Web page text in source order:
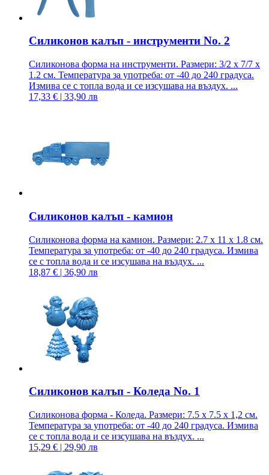
Силиконов калъп - инструменти No. 2
Силиконова форма на инструменти. Размери: 3/2 x 7/7 x
1.2 см. Температура за употреба: от -40 до 240 градуса.
Измива се с топла вода и се изсушава на въздух. ...
17,33 € | 33,90 лв
Силиконов калъп - камион
Силиконова форма на камион. Размери: 2.7 x 11 x 1.8 см.
Температура за употреба: от -40 до 240 градуса. Измива
се с топла вода и се изсушава на въздух. ...
18,87 € | 36,90 лв
Силиконов калъп - Коледа No. 1
Силиконова форма - Коледа. Размери: 7.5 x 7.5 x 1,2 см.
Температура за употреба: от -40 до 240 градуса. Измива
се с топла вода и се изсушава на въздух. ...
15,29 € | 29,90 лв